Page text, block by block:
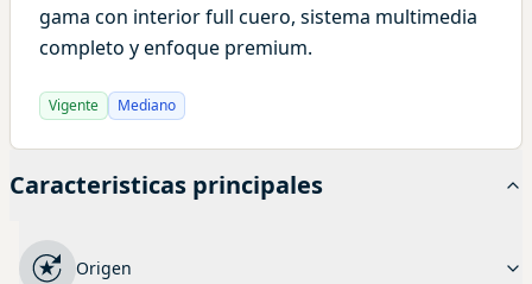
gama con interior full cuero, sistema multimedia
completo y enfoque premium.
Vigente Mediano
Caracteristicas principales
Origen